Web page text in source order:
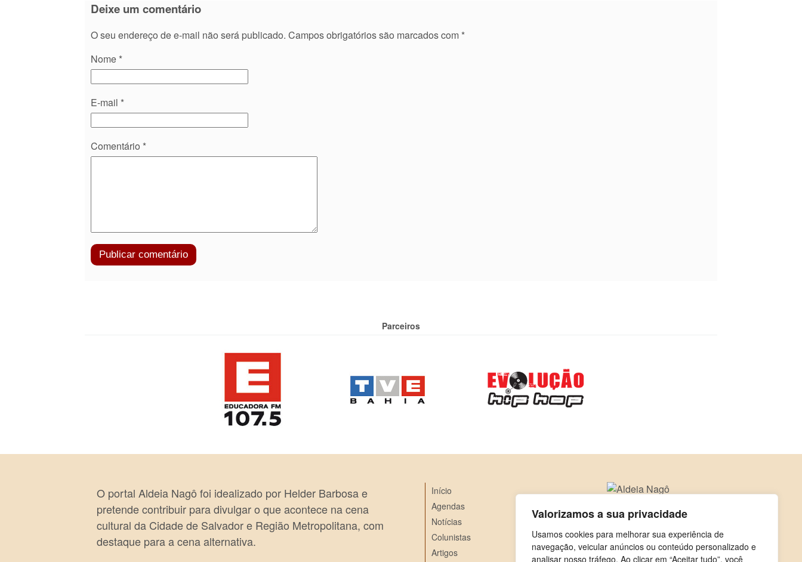
Valorizamos a sua privacidade
Usamos cookies para melhorar sua experiência de
navegação, veicular anúncios ou conteúdo personalizado e
analisar nosso tráfego. Ao clicar em “Aceitar tudo”, você
Deixe um comentário
O seu endereço de e-mail não será publicado. Campos obrigatórios são marcados com *
Nome *
E-mail *
Comentário *
Parceiros
O portal Aldeia Nagô foi idealizado por Helder Barbosa e
pretende contribuir para divulgar o que acontece na cena
cultural da Cidade de Salvador e Região Metropolitana, com
destaque para a cena alternativa.
Início
Agendas
Notícias
Colunistas
Artigos